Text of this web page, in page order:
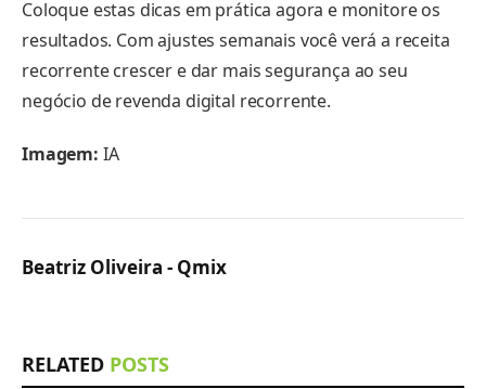
Coloque estas dicas em prática agora e monitore os
resultados. Com ajustes semanais você verá a receita
recorrente crescer e dar mais segurança ao seu
negócio de revenda digital recorrente.
Imagem: IA
Beatriz Oliveira - Qmix
RELATED POSTS